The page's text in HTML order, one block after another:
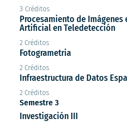
3 Créditos
Procesamiento de
Artificial en Teledetección
2 Créditos
Fotogrametria
2 Créditos
Infraestructura de Datos
2 Créditos
Semestre 3
Investigación III